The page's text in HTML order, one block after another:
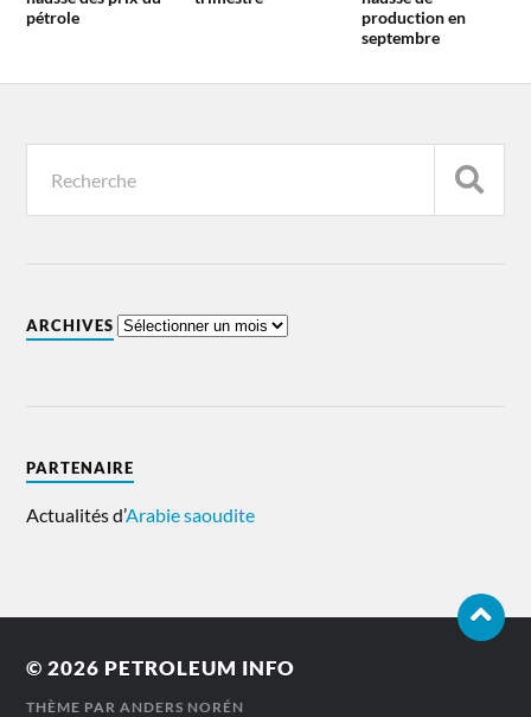
pétrole
production en
septembre
ARCHIVES
PARTENAIRE
Actualités d’Arabie saoudite
© 2026 PETROLEUM INFO
THÈME PARANDERS NORÉN